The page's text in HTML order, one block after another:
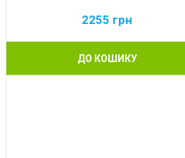
2255 грн
ДО КОШИКУ